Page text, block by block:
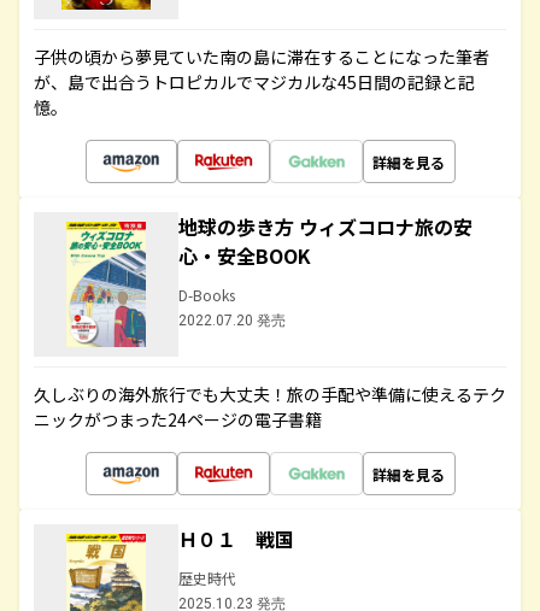
子供の頃から夢見ていた南の島に滞在することになった筆者
が、島で出合うトロピカルでマジカルな45日間の記録と記
憶。
詳細を見る
地球の歩き方 ウィズコロナ旅の安
心・安全BOOK
D-Books
2022.07.20 発売
久しぶりの海外旅行でも大丈夫！旅の手配や準備に使えるテク
ニックがつまった24ページの電子書籍
詳細を見る
Ｈ０１ 戦国
歴史時代
2025.10.23 発売